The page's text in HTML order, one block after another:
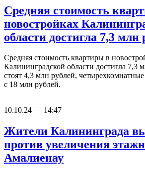
Средняя стоимость
новостройках
области достигла 7,3 млн
Средняя стоимость квартиры в
Калининградской области достигла 7,3
стоят 4,3 млн рублей,
с 18 млн рублей.
10.10.24 — 14:47
Жители Калининграда
против увеличения
Амалиенау